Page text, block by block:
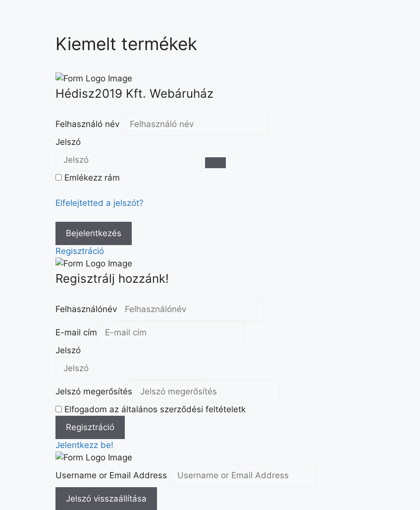
Kiemelt termékek
Hédisz2019 Kft. Webáruház
Felhasználó név
Jelszó
Emlékezz rám
Elfelejtetted a jelszót?
Regisztráció
Regisztrálj hozzánk!
Felhasználónév
E-mail cím
Jelszó
Jelszó megerősítés
Elfogadom az általános szerződési feltételetk
Jelentkezz be!
Username or Email Address